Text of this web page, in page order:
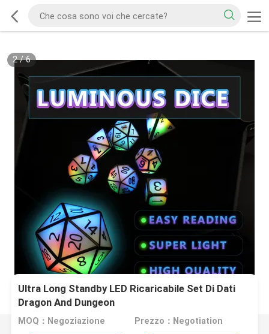
2/6
Ultra Long Standby LED Ricaricabile Set Di Dati
Dragon And Dungeon
MOQ：Negoziazione Prezzo：Negotiation